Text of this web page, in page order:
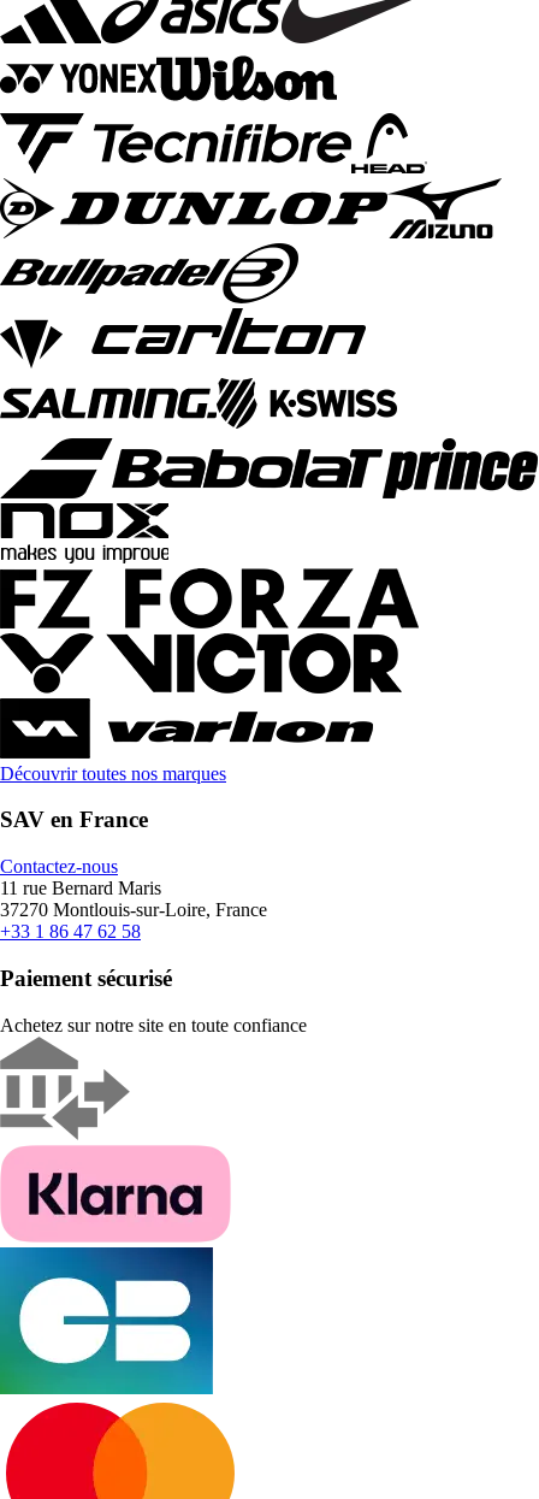
Découvrir toutes nos marques
SAV en France
Contactez-nous
11 rue Bernard Maris
37270 Montlouis-sur-Loire, France
+33 1 86 47 62 58
Paiement sécurisé
Achetez sur notre site en toute confiance